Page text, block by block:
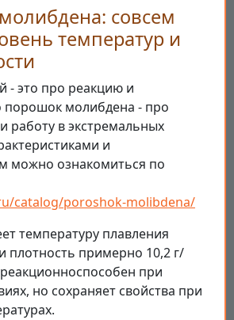
совсем
температур и
- это про реакцию и
порошок молибдена - про
работу в экстремальных
и
можно ознакомиться по
catalog/poroshok-molibdena/
температуру плавления
плотность примерно 10,2 г/
при
но сохраняет свойства при